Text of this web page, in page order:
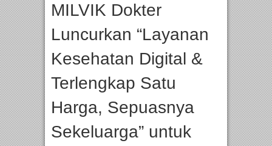
Perpaduan Warisan Dan Semangat Lokal, BIRKENSTOCK INDONESIA
Jakarta dengan Ribuan Mainan dan Produk Bayi dari Seluruh Dunia,
MILVIK Dokter
Luncurkan “Layanan
Kesehatan Digital &
Terlengkap Satu
Harga, Sepuasnya
Sekeluarga” untuk